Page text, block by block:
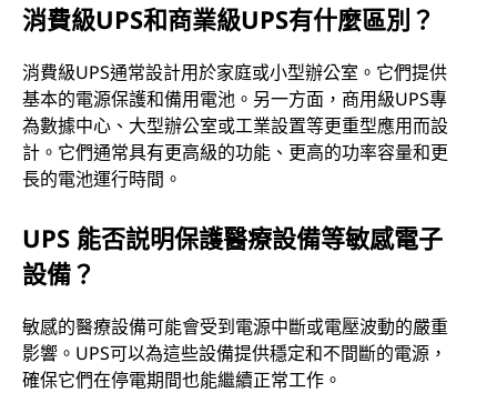
消費級UPS和商業級UPS有什麼區別？
消費級UPS通常設計用於家庭或小型辦公室。它們提供
基本的電源保護和備用電池。另一方面，商用級UPS專
為數據中心、大型辦公室或工業設置等更重型應用而設
計。它們通常具有更高級的功能、更高的功率容量和更
長的電池運行時間。
UPS 能否説明保護醫療設備等敏感電子
設備？
敏感的醫療設備可能會受到電源中斷或電壓波動的嚴重
影響。UPS可以為這些設備提供穩定和不間斷的電源，
確保它們在停電期間也能繼續正常工作。